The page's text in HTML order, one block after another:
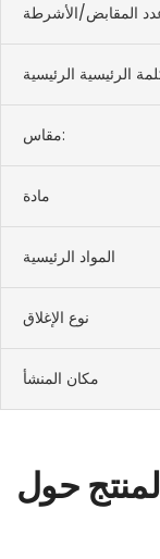
المقابض/الأشرطة
الرئيسية الرئيسية
مقاس:
مادة
المواد الرئيسية
نوع الإغلاق
مكان المنشأ